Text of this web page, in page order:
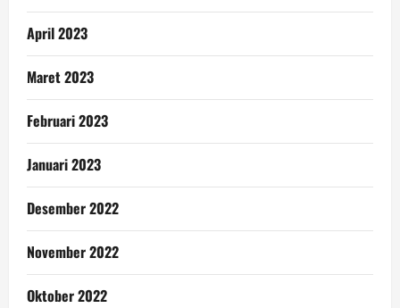
April 2023
Maret 2023
Februari 2023
Januari 2023
Desember 2022
November 2022
Oktober 2022